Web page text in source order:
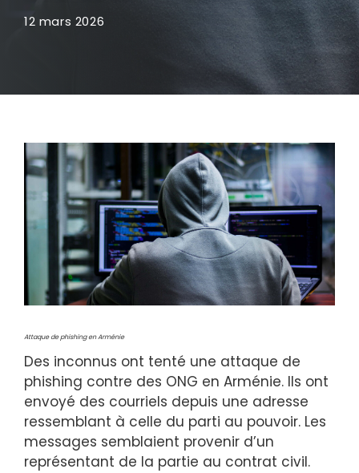
12 mars 2026
Attaque de phishing en Arménie
Des inconnus ont tenté une attaque de
phishing contre des ONG en Arménie. Ils ont
envoyé des courriels depuis une adresse
ressemblant à celle du parti au pouvoir. Les
messages semblaient provenir d’un
représentant de la partie au contrat civil.